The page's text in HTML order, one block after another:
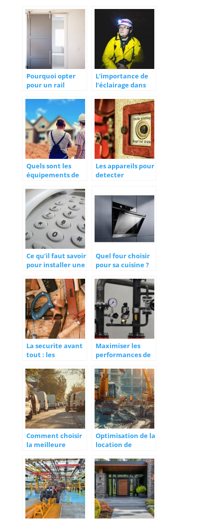
Pourquoi opter
pour un rail
L’importance de
l’éclairage dans
Quels sont les
équipements de
obligatoirement
pour faire de la
menuiserie ?
Les appareils pour
detecter
Ce qu’il faut savoir
pour installer une
telephonique
Quel four choisir
pour sa cuisine ?
La securite avant
tout : les
indispensables
pour les
menuisiers
Maximiser les
performances de
gaz : conseils
d’entretien
Comment choisir
la meilleure
votre
déménagement
Optimisation de la
location de
solutions pour des
chantiers
performants